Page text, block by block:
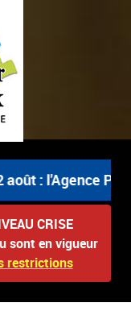
août : l'Agence
CRISE
sont en vigueur
restrictions